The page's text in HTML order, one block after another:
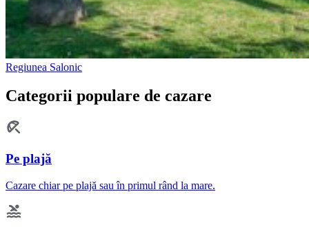
Regiunea Salonic
Categorii populare de cazare
Pe plajă
Cazare chiar pe plajă sau în primul rând la mare.